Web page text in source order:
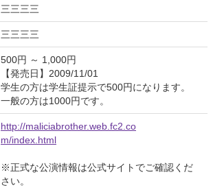
三三三三
三三三三
500円 ～ 1,000円
【発売日】2009/11/01
学生の方は学生証提示で500円になります。
一般の方は1000円です。
http://maliciabrother.web.fc2.co
m/index.html
※正式な公演情報は公式サイトでご確認くだ
さい。